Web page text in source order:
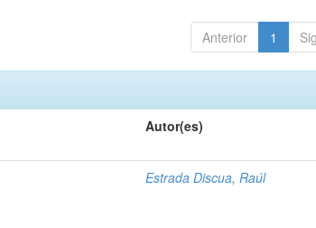
Anterior 1
Autor(es)
Estrada Discua, Raúl